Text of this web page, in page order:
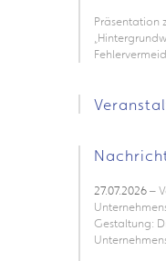
Präsentation
27.07.2026–
Gestaltung: